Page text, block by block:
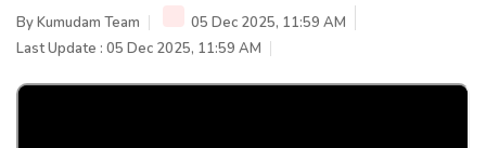
ByKumudam Team
05 Dec 2025, 11:59 AM
Last Update : 05 Dec 2025, 11:59 AM